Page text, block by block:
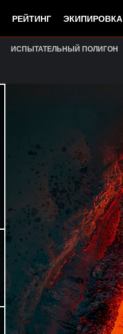
РЕЙТИНГ ЭКИПИРОВКА
ИСПЫТАТЕЛЬНЫЙ ПОЛИГОН